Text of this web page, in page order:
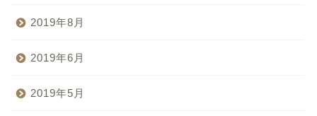
2019年8月
2019年6月
2019年5月